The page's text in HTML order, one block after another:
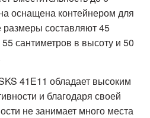
оснащена контейнером для
составляют 45
сантиметров в высоту и 50
41E11 обладает высоким
и благодаря своей
не занимает много места